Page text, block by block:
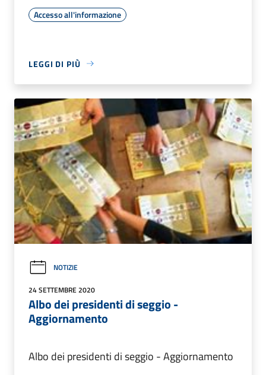
Accesso all'informazione
LEGGI DI PIÙ
NOTIZIE
24 SETTEMBRE 2020
Albo dei presidenti di seggio -
Aggiornamento
Albo dei presidenti di seggio - Aggiornamento